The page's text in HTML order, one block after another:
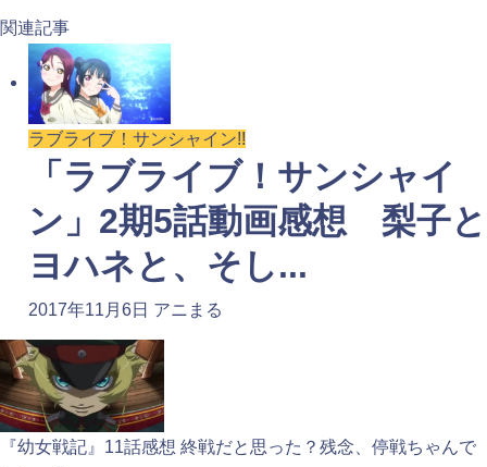
関連記事
ラブライブ！サンシャイン!!
「ラブライブ！サンシャイ
ン」2期5話動画感想 梨子と
ヨハネと、そし...
2017年11月6日 アニまる
『幼女戦記』11話感想 終戦だと思った？残念、停戦ちゃんで